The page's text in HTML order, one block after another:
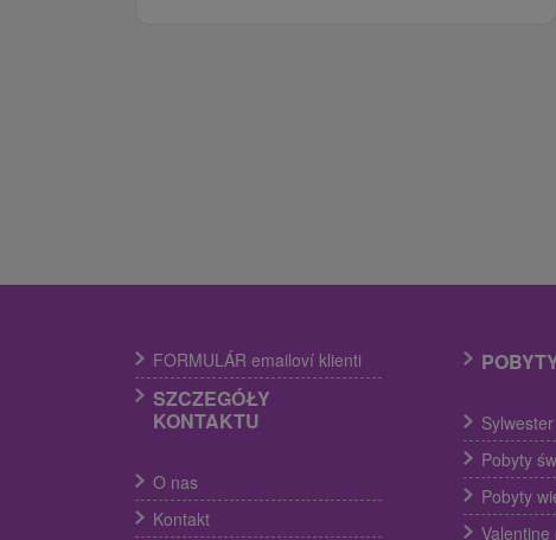
FORMULÁR emailoví klienti
SZCZEGÓŁY
KONTAKTU
O nas
Kontakt
Sylwester
Pobyty
Pobyty
Valentine